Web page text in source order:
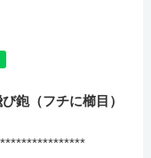
鉋（フチに櫛目）